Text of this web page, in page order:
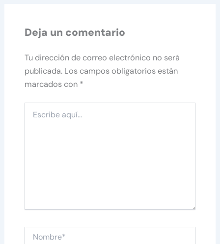
Deja un comentario
Tu dirección de correo electrónico no será
publicada. Los campos obligatorios están
marcados con *
aquí...